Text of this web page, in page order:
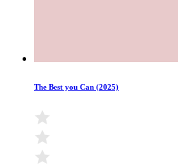
The Best you Can (2025)